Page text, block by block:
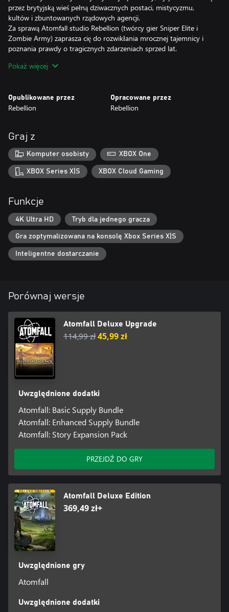
przez brytyjską wieś pełną dziwacznych postaci, mistycyzmu,
kultów i zbuntowanych rządowych agencji.
Za sprawą Atomfall studio Rebellion (twórcy gier Sniper Elite i
Zombie Army) zaprasza cię do rozwikłania mrocznej tajemnicy i
poznania prawdy o tragicznych zdarzeniach sprzed lat.
wątków dzięki rozmowom, eksploracji, dochodzeniu i walce. Każdy
z zielonymi wzgórzami, bujnie porośniętymi dolinami i osadami
skrywającymi wiele niebezpieczeństw.
zdołasz ujść z życiem!
Pokaż więcej
Opublikowane przez
Rebellion
Opracowane przez
Rebellion
Graj z
Komputer osobisty XBOX One
XBOX Series X|S XBOX Cloud Gaming
Funkcje
4K Ultra HD Tryb dla jednego gracza
Gra zoptymalizowana na konsolę Xbox Series X|S
Inteligentne dostarczanie
Porównaj wersje
Atomfall Deluxe Upgrade
114,99 zł45,99 zł
Uwzględnione dodatki
Atomfall: Basic Supply Bundle
Atomfall: Enhanced Supply Bundle
Atomfall: Story Expansion Pack
PRZEJDŹ DO GRY
Atomfall Deluxe Edition
369,49 zł+
Uwzględnione gry
Atomfall
Uwzględnione dodatki